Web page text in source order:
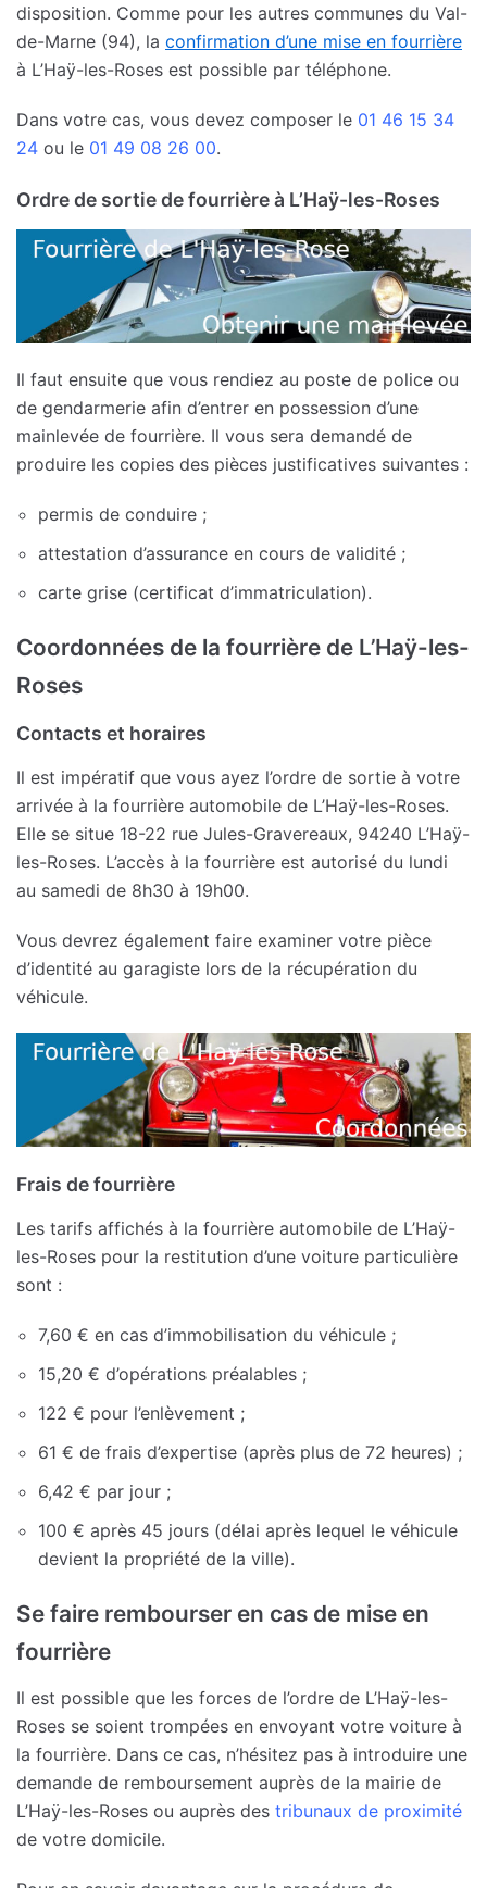
disposition. Comme pour les autres communes du Val-
de-Marne (94), la confirmation d’une mise en fourrière
à L’Haÿ-les-Roses est possible par téléphone.
Dans votre cas, vous devez composer le 01 46 15 34
24 ou le 01 49 08 26 00.
Ordre de sortie de fourrière à L’Haÿ-les-Roses
Il faut ensuite que vous rendiez au poste de police ou
de gendarmerie afin d’entrer en possession d’une
mainlevée de fourrière. Il vous sera demandé de
produire les copies des pièces justificatives suivantes :
permis de conduire ;
attestation d’assurance en cours de validité ;
carte grise (certificat d’immatriculation).
Coordonnées de la fourrière de L’Haÿ-les-
Roses
Contacts et horaires
Il est impératif que vous ayez l’ordre de sortie à votre
arrivée à la fourrière automobile de L’Haÿ-les-Roses.
Elle se situe 18-22 rue Jules-Gravereaux, 94240 L’Haÿ-
les-Roses. L’accès à la fourrière est autorisé du lundi
au samedi de 8h30 à 19h00.
Vous devrez également faire examiner votre pièce
d’identité au garagiste lors de la récupération du
véhicule.
Frais de fourrière
Les tarifs affichés à la fourrière automobile de L’Haÿ-
les-Roses pour la restitution d’une voiture particulière
sont :
7,60 € en cas d’immobilisation du véhicule ;
15,20 € d’opérations préalables ;
122 € pour l’enlèvement ;
61 € de frais d’expertise (après plus de 72 heures) ;
6,42 € par jour ;
100 € après 45 jours (délai après lequel le véhicule
devient la propriété de la ville).
Se faire rembourser en cas de mise en
fourrière
Il est possible que les forces de l’ordre de L’Haÿ-les-
Roses se soient trompées en envoyant votre voiture à
la fourrière. Dans ce cas, n’hésitez pas à introduire une
demande de remboursement auprès de la mairie de
L’Haÿ-les-Roses ou auprès des tribunaux de proximité
de votre domicile.